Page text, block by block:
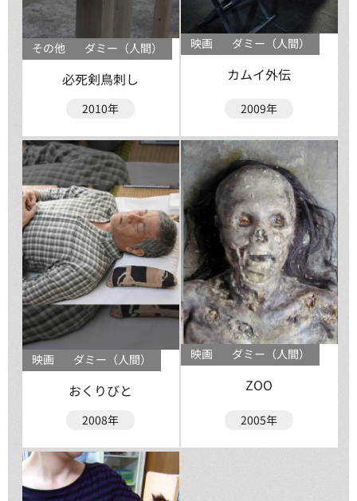
その他 ダミー（人間）
必死剣鳥刺し
2010年
映画 ダミー（人間）
カムイ外伝
2009年
映画 ダミー（人間）
おくりびと
2008年
映画 ダミー（人間）
ZOO
2005年